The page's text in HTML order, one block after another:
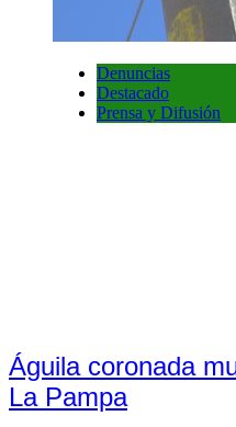
Denuncias
Destacado
Prensa y Difusión
Águila coronada
La Pampa